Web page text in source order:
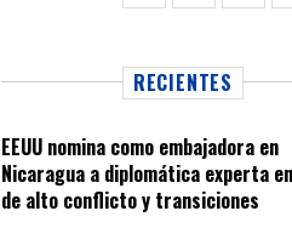
RECIENTES
EEUU nomina como embajadora en
Nicaragua a diplomática experta
de alto conflicto y transiciones